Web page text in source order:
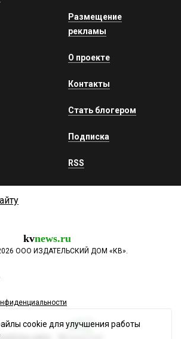
Размещение
рекламы
О проекте
Контакты
Стать блогером
Подписка
RSS
kvnews.ru
ООО ИЗДАТЕЛЬСКИЙ ДОМ «КВ».
cookie для улучшения работы